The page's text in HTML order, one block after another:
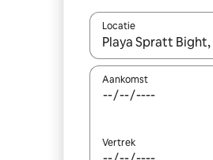
Locatie
Wanneer er
Aankomst
Vertrek